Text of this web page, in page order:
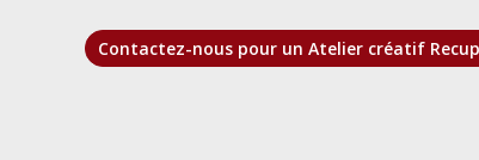
Contactez-nous pour un Atelier créatif